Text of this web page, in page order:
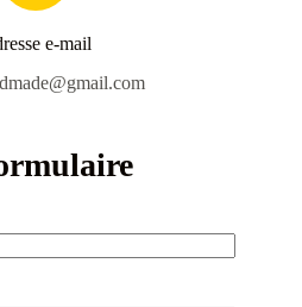
e-mail